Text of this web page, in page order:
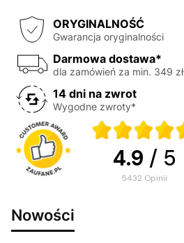
ORYGINALNOŚĆ
Gwarancja oryginalności
Darmowa dostawa*
dla zamówień za min. 349 zł
14 dni na zwrot
Wygodne zwroty*
4.9 / 5
5432 opinii
Nowości